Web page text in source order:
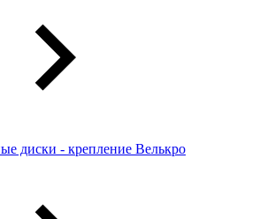
диски - крепление Велькро